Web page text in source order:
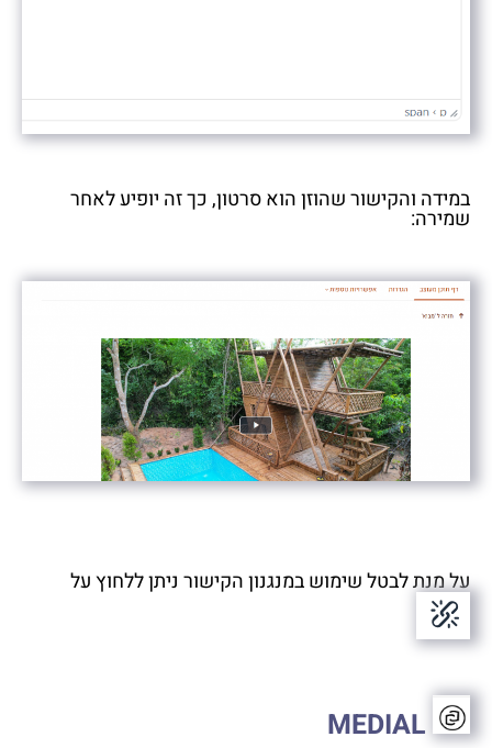
במידה והקישור שהוזן הוא סרטון, כך זה יופיע לאחר
שמירה:
על מנת לבטל שימוש במנגנון הקישור ניתן ללחוץ על
MEDIAL